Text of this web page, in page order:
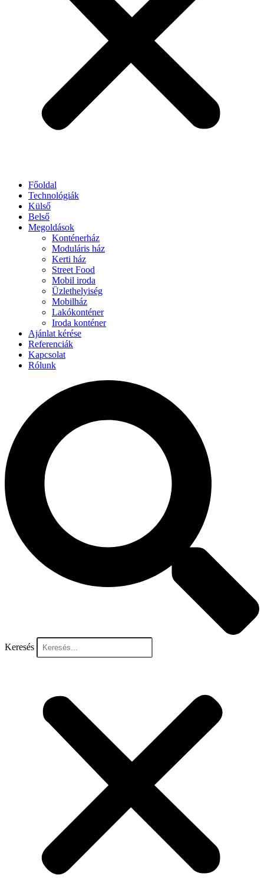
Főoldal
Technológiák
Külső
Belső
Megoldások
Konténerház
Moduláris ház
Kerti ház
Street Food
Mobil iroda
Üzlethelyiség
Mobilház
Lakókonténer
Iroda konténer
Ajánlat kérése
Referenciák
Kapcsolat
Rólunk
Keresés